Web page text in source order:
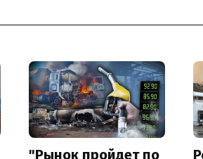
"Рынок пройдет по